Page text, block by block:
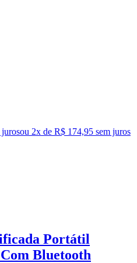
ou 2x de R$ 174,95 sem juros
Portátil
Bluetooth